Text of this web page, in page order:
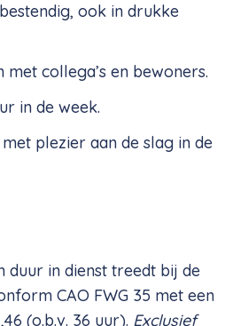
ook in drukke
collega’s en bewoners.
in de week.
plezier aan de slag in de
duur in dienst treedt bij de
CAO FWG 35 met een
(o.b.v. 36 uur). Exclusief